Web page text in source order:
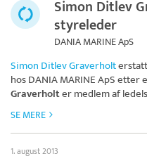
Simon Ditlev
styreleder
DANIA MARINE ApS
Simon Ditlev Graverholt
hosDANIA MARINE ApSetter
Graverholter medlem af
SE MERE
1. august 2013